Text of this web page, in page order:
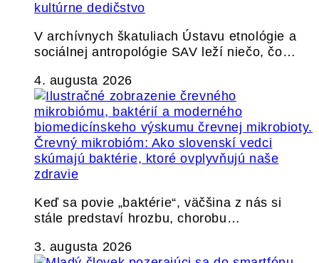
kultúrne dedičstvo
V archívnych škatuliach Ústavu etnológie a
sociálnej antropológie SAV leží niečo, čo…
4. augusta 2026
Črevný mikrobióm: Ako slovenskí vedci
skúmajú baktérie, ktoré ovplyvňujú naše
zdravie
Keď sa povie „baktérie“, väčšina z nás si
stále predstaví hrozbu, chorobu…
3. augusta 2026